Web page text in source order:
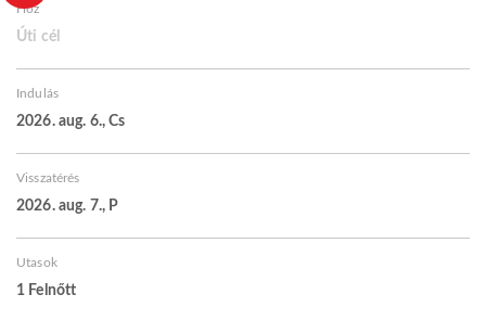
Hoz
Úti cél
Indulás
2026. aug. 6., Cs
Visszatérés
2026. aug. 7., P
Utasok
1 Felnőtt